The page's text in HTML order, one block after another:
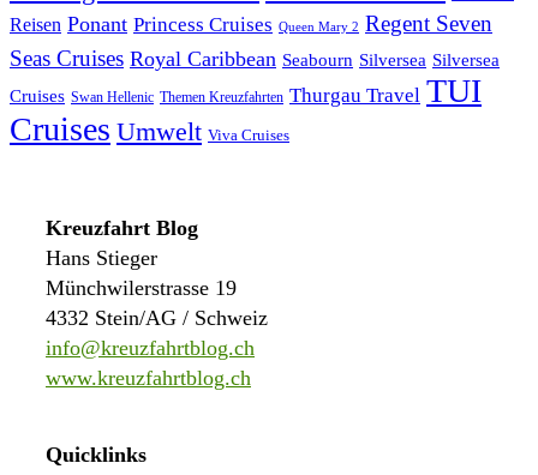
Reisen Ponant Princess Cruises Queen Mary 2 Regent Seven
Seas Cruises Royal Caribbean Seabourn Silversea Silversea
Cruises Swan Hellenic Themen Kreuzfahrten Thurgau Travel TUI
Cruises Umwelt Viva Cruises
Kreuzfahrt Blog
Hans Stieger
Münchwilerstrasse 19
4332 Stein/AG / Schweiz
info@kreuzfahrtblog.ch
www.kreuzfahrtblog.ch
Quicklinks